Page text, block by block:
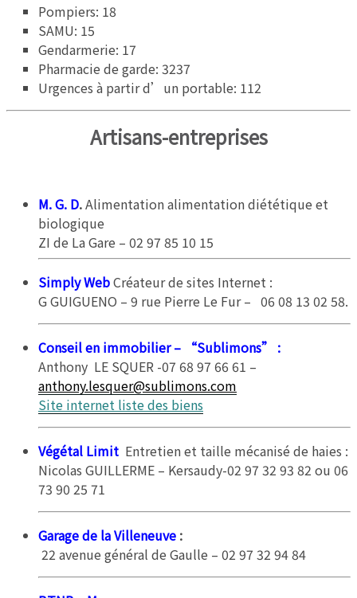
Pompiers: 18
SAMU: 15
Gendarmerie: 17
Pharmacie de garde: 3237
Urgences à partir d’un portable: 112
Artisans-entreprises
M. G. D.Alimentation alimentation diététique et
biologique
ZI de La Gare – 02 97 85 10 15
Simply WebCréateur de sites Internet :
G GUIGUENO – 9 rue Pierre Le Fur – 06 08 13 02 58.
Conseil en immobilier – “Sublimons” :
Anthony LE SQUER -07 68 97 66 61 –
anthony.lesquer@sublimons.com
Site internet liste des biens
Végétal Limit Entretien et taille mécanisé de haies :
Nicolas GUILLERME – Kersaudy-02 97 32 93 82 ou 06
73 90 25 71
Garage de la Villeneuve :
22 avenue général de Gaulle – 02 97 32 94 84